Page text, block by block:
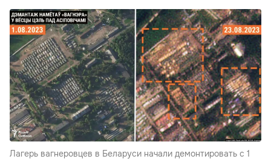
Лагерь вагнеровцев в Беларуси начали демонтировать с 1